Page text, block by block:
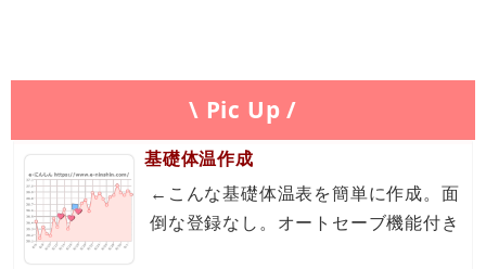
\ Pic Up /
基礎体温作成
←こんな基礎体温表を簡単に作成。面
倒な登録なし。オートセーブ機能付き